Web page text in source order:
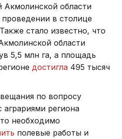
Акмолинской области
проведении в столице
стало известно, что
области
5,5 млн га, а площадь
достигла 495 тысяч
по вопросу
региона
необходимо
полевые работы и